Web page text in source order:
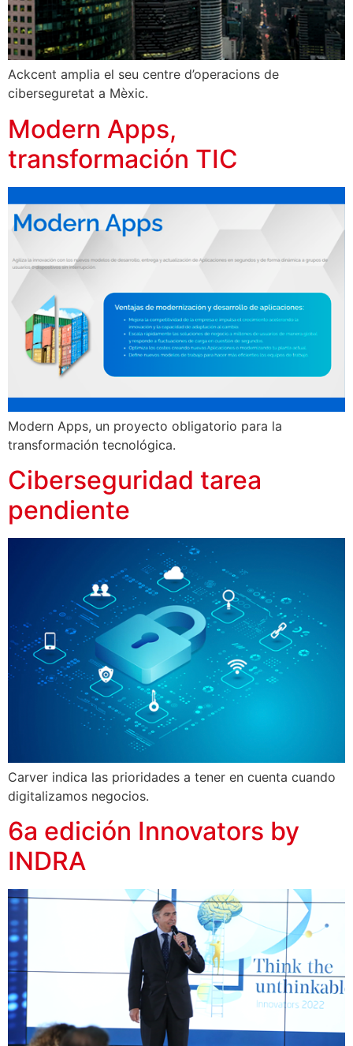
Ackcent amplia el seu centre d’operacions de
ciberseguretat a Mèxic.
Modern Apps,
transformación TIC
Modern Apps, un proyecto obligatorio para la
transformación tecnológica.
Ciberseguridad tarea
pendiente
Carver indica las prioridades a tener en cuenta cuando
digitalizamos negocios.
6a edición Innovators by
INDRA